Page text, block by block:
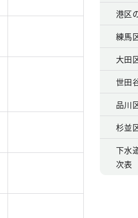
港区
練馬
大田
世田
品川
杉並
下水
次表